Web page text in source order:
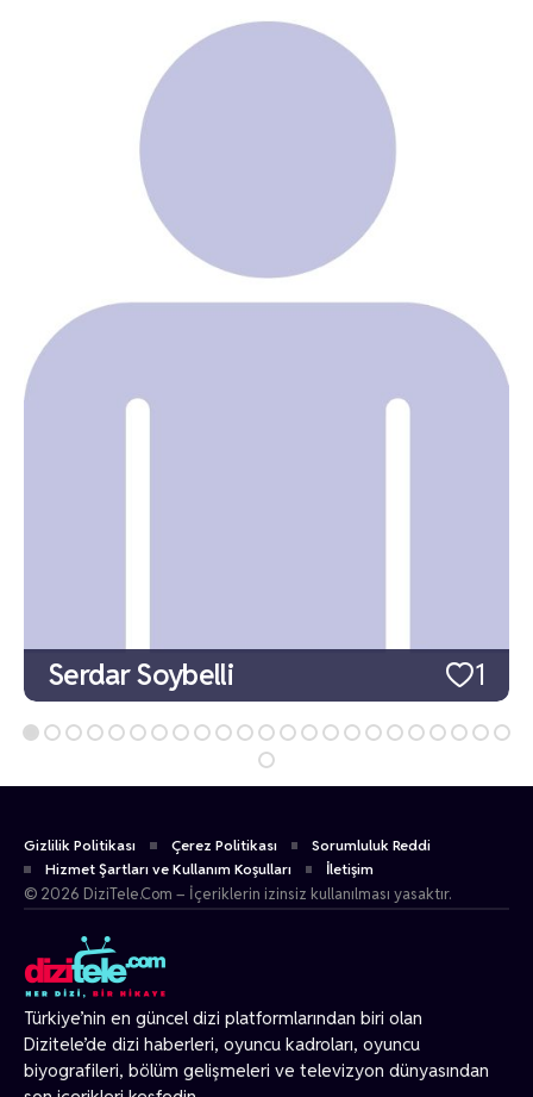
1
Serdar Soybelli
Türkiye’nin en güncel dizi platformlarından biri olan
Dizitele’de dizi haberleri, oyuncu kadroları, oyuncu
biyografileri, bölüm gelişmeleri ve televizyon dünyasından
Gizlilik Politikası Çerez Politikası
Sorumluluk Reddi
Hizmet Şartları ve Kullanım Koşulları
İletişim
© 2026 DiziTele.Com – İçeriklerin izinsiz kullanılması yasaktır.